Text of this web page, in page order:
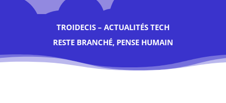
TROIDECIS – ACTUALITÉS TECH
RESTE BRANCHÉ, PENSE HUMAIN